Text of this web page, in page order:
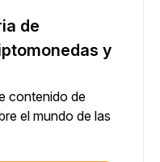
de
y
contenido de
el mundo de las